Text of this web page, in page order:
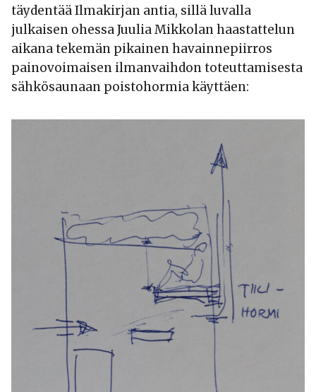
täydentää Ilmakirjan antia, sillä luvalla
julkaisen ohessa Juulia Mikkolan haastattelun
aikana tekemän pikainen havainnepiirros
painovoimaisen ilmanvaihdon toteuttamisesta
sähkösaunaan poistohormia käyttäen: